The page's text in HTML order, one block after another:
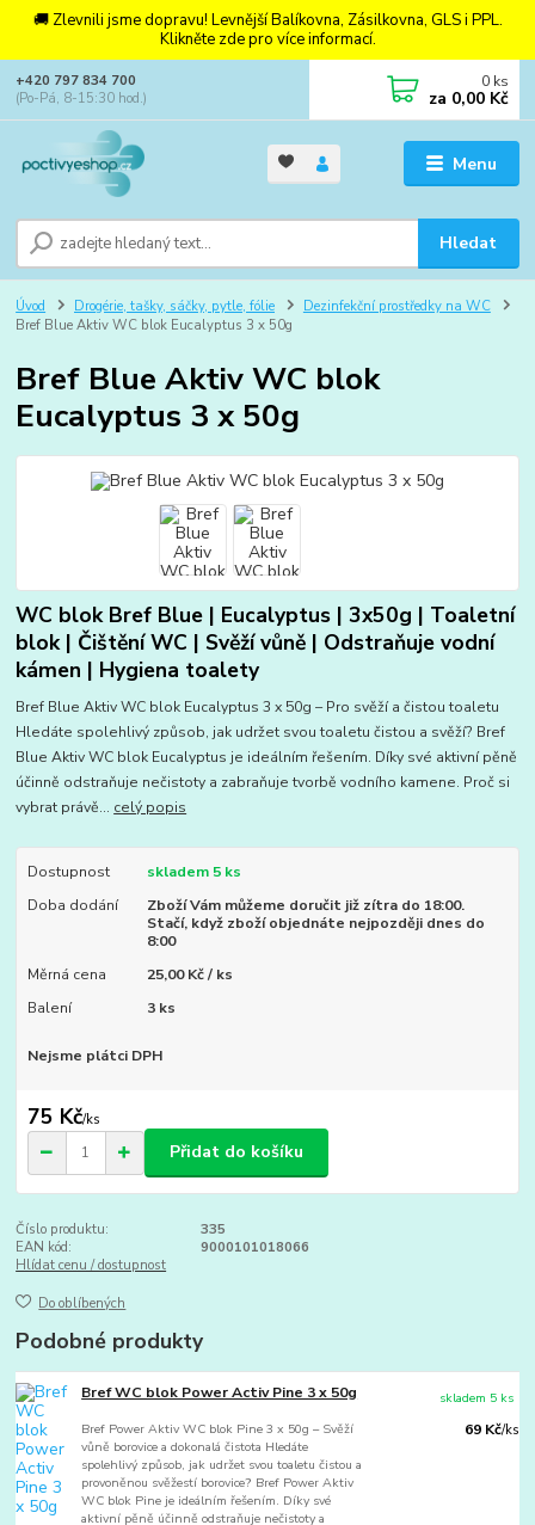
🚚 Zlevnili jsme dopravu! Levnější Balíkovna, Zásilkovna, GLS i PPL.
Klikněte zde pro více informací.
Menu
Hledat
+420 797 834 700
(Po-Pá, 8-15:30 hod.)
0 ks
za 0,00 Kč
Úvod Drogérie, tašky, sáčky, pytle, fólie
Dezinfekční prostředky na WC
Bref Blue Aktiv WC blok Eucalyptus 3 x 50g
Bref Blue Aktiv WC blok
Eucalyptus 3 x 50g
WC blok Bref Blue | Eucalyptus | 3x50g | Toaletní
blok | Čištění WC | Svěží vůně | Odstraňuje vodní
kámen | Hygiena toalety
Bref Blue Aktiv WC blok Eucalyptus 3 x 50g – Pro svěží a čistou toaletu
Hledáte spolehlivý způsob, jak udržet svou toaletu čistou a svěží? Bref
Blue Aktiv WC blok Eucalyptus je ideálním řešením. Díky své aktivní pěně
účinně odstraňuje nečistoty a zabraňuje tvorbě vodního kamene. Proč si
vybrat právě... celý popis
Dostupnost
skladem 5 ks
Doba dodání
Zboží Vám můžeme doručit již zítra do 18:00.
Stačí, když zboží objednáte nejpozději dnes do
8:00
Měrná cena
25,00 Kč / ks
Balení
3 ks
Nejsme plátci DPH
75 Kč/ks
Přidat do košíku
Číslo produktu:
335
EAN kód:
9000101018066
Hlídat cenu / dostupnost
Do oblíbených
Podobné produkty
Bref WC blok Power Activ Pine 3 x 50g
Bref Power Aktiv WC blok Pine 3 x 50g – Svěží
vůně borovice a dokonalá čistota Hledáte
spolehlivý způsob, jak udržet svou toaletu čistou a
provoněnou svěžestí borovice? Bref Power Aktiv
WC blok Pine je ideálním řešením. Díky své
aktivní pěně účinně odstraňuje nečistoty a
69 Kč/ks
skladem 5 ks